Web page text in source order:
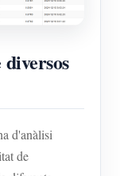
d'anàlisi
de